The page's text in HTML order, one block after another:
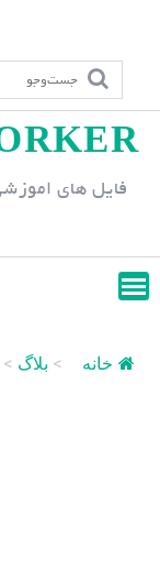
p
n
فایل های
خانه > بلاگ >